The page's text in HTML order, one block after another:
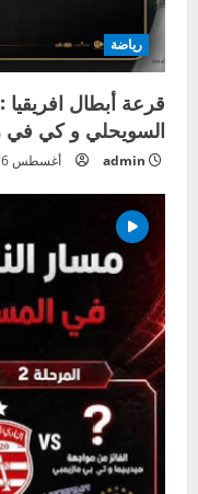
رياضة
قرعة أبطال افريقيا
السويحلي و كي في
admin أغسطس 6, 2026